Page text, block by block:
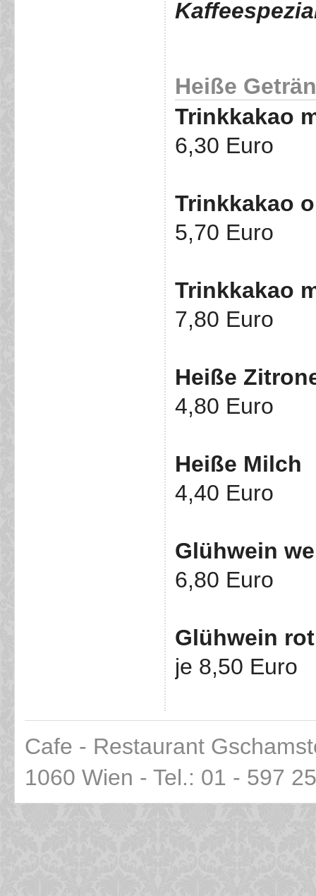
Heiße
Trinkkakao
6,30 Euro
Trinkkakao
5,70 Euro
Trinkkakao
7,80 Euro
Heiße
4,80 Euro
Heiße Milch
4,40 Euro
Glühwein
6,80 Euro
Glühwein rot
je 8,50 Euro
Cafe - Restaurant
1060 Wien - Tel.: 01 - 597